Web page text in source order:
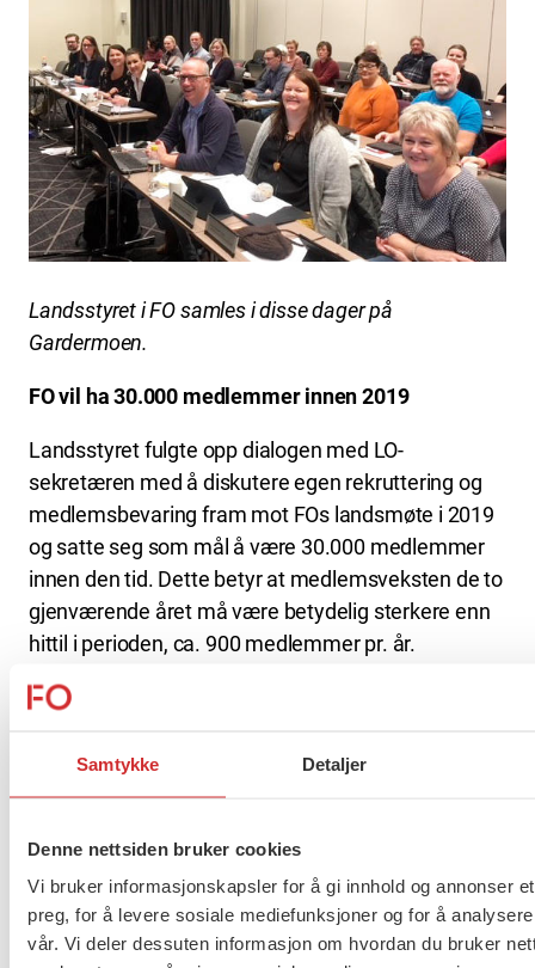
Samtykke Detaljer
Denne nettsiden bruker cookies
Vi bruker informasjonskapsler for å gi innhold og annonser
preg, for å levere sosiale mediefunksjoner og for å
vår. Vi deler dessuten informasjon om hvordan du bruker
Landsstyret i FO samles i disse dager på
Gardermoen.
FO vil ha 30.000 medlemmer innen 2019
Landsstyret fulgte opp dialogen med LO-
sekretæren med å diskutere egen rekruttering og
medlemsbevaring fram mot FOs landsmøte i 2019
og satte seg som mål å være 30.000 medlemmer
innen den tid. Dette betyr at medlemsveksten de to
gjenværende året må være betydelig sterkere enn
hittil i perioden, ca. 900 medlemmer pr. år.
Tallene viser at dette er fullt mulig. Potensialet for
studenter er betydelig.
medlemmer. Dette er selvsagt bra, men vi må altså
skru opp innsatsen, både når det gjelder
rekruttering og medlemsbevaring, sa nestleder
Marianne Solberg Johnsen i sin innledning.